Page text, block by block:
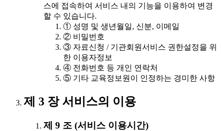
스에 접속하여 서비스 내의 기능을 이용하여 변경
할 수 있습니다.
① 성명 및 생년월일, 신분, 이메일
② 비밀번호
③ 자료신청 / 기관회원서비스 권한설정을 위
한 이용자정보
④ 전화번호 등 개인 연락처
⑤ 기타 교육정보원이 인정하는 경미한 사항
제 3 장 서비스의 이용
제 9 조 (서비스 이용시간)